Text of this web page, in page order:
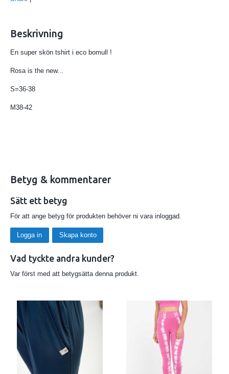
Beskrivning
En super skön tshirt i eco bomull !
Rosa is the new...
S=36-38
M38-42
Betyg & kommentarer
Sätt ett betyg
För att ange betyg för produkten behöver ni vara inloggad.
Logga in Skapa konto
Vad tyckte andra kunder?
Var först med att betygsätta denna produkt.